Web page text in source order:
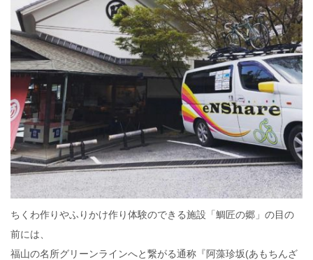
ちくわ作りやふりかけ作り体験のできる施設「鯛匠の郷」の目の
前には、
福山の名所グリーンラインへと繋がる通称『阿藻珍坂(あもちんざ